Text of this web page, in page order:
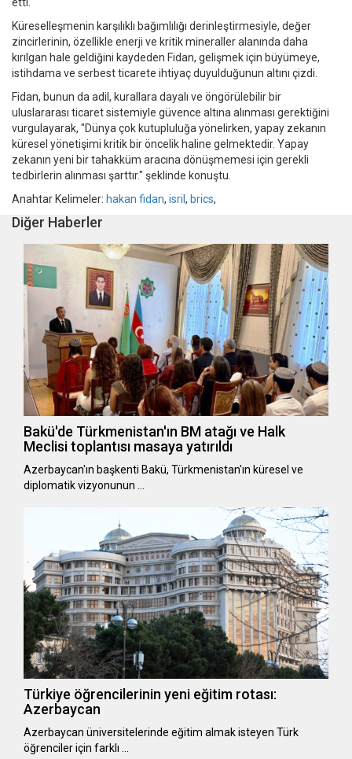
Küreselleşmenin karşılıklı bağımlılığı derinleştirmesiyle, değer
zincirlerinin, özellikle enerji ve kritik mineraller alanında daha
kırılgan hale geldiğini kaydeden Fidan, gelişmek için büyümeye,
istihdama ve serbest ticarete ihtiyaç duyulduğunun altını çizdi.
Fidan, bunun da adil, kurallara dayalı ve öngörülebilir bir
uluslararası ticaret sistemiyle güvence altına alınması gerektiğini
vurgulayarak, "Dünya çok kutupluluğa yönelirken, yapay zekanın
küresel yönetişimi kritik bir öncelik haline gelmektedir. Yapay
zekanın yeni bir tahakküm aracına dönüşmemesi için gerekli
tedbirlerin alınması şarttır." şeklinde konuştu.
Anahtar Kelimeler: hakan fidan, isril , brics,
Diğer Haberler
Bakü'de Türkmenistan'ın BM atağı ve Halk
Meclisi toplantısı masaya yatırıldı
Azerbaycan'ın başkenti Bakü, Türkmenistan'ın küresel ve
diplomatik vizyonunun …
Türkiye öğrencilerinin yeni eğitim rotası:
Azerbaycan
Azerbaycan üniversitelerinde eğitim almak isteyen Türk
öğrenciler için farklı …